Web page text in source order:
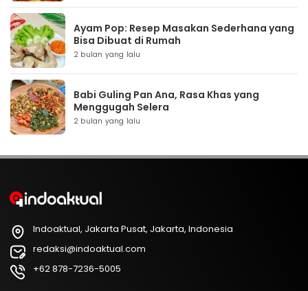
Ayam Pop: Resep Masakan Sederhana yang
Bisa Dibuat di Rumah
2 bulan yang lalu
Babi Guling Pan Ana, Rasa Khas yang
Menggugah Selera
2 bulan yang lalu
Indoaktual, Jakarta Pusat, Jakarta, Indonesia
redaksi@indoaktual.com
+62 878-7236-5005